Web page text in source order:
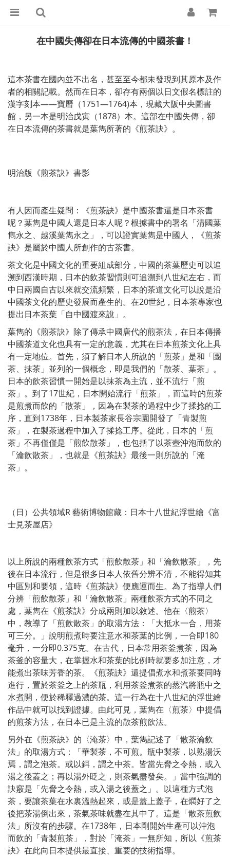
在中國失傳卻在日本流傳的中國茶書！
這本茶書在國內並不出名，甚至至今都未發現到其原本及作
者的相關記載。然而在日本，卻存有兩個以日文假名標註的
漢字刻本——寶曆（1751—1764)本，現藏大阪中央圖書
館，另一本是明治戊寅（1878）本。這部在中國失傳，卻
在日本流傳的茶書就是葉雋所著的《煎茶訣》。
明治版《煎茶訣》書影
有人因而產生疑問：《煎茶訣》是中國茶書還是日本茶書
呢？葉雋是中國人還是日本人呢？根據書中的署名「清國葉
雋永之、越溪葉雋永之」，可以證實葉雋是中國人，《煎茶
訣》是屬於中國人所創作的古茶書。
茶文化是中國文化的重要組成部分，中國的茶葉歷史可以追
溯到西漢時期，日本的飲茶習慣則可追溯到八世紀左右，而
中日兩國自古以來就交流頻繁，日本的茶道文化可以說是沿
中國茶文化的歷史發展而產生的。在20世紀，日本茶專家也
提出日本茶葉「自中國渡來說」。
葉雋的《煎茶訣》除了傳承中國唐代的煎茶法，在日本傳播
中國茶道文化也具有一定的意義，尤其在日本煎茶文化上具
有一定地位。首先，須了解日本人所說的「煎茶」是和「團
茶、抹茶」並列的一個概念，即是我們的「散茶、葉茶」。
日本的飲茶習慣一開始是以抹茶為主流，並不流行「煎
茶」。到了17世紀，日本開始流行「煎茶」，而這時的煎茶
是煎煮而飲的「散茶」，因為在製茶的過程中少了揉捻的工
序，直到1738年，日本製茶家長谷宗園開發了「青製煎
茶」，在製茶過程中加入了揉捻工序。從此，日本的「煎
茶」不再僅僅是「煎飲散茶」，也包括了以茶壺沖泡而飲的
「瀹飲散茶」，也就是《煎茶訣》最後一則所說的「淹
茶」。
（日）公共領域R 藝術博物館藏：日本十八世紀浮世繪《富
士見茶屋店》
以上所說的兩種飲茶方式「煎飲散茶」和「瀹飲散茶」，先
後在日本流行，但是很多日本人依舊分辨不清，不能得知其
中區別和要領，這時《煎茶訣》便應運而生。為了指導人們
分辨「煎飲散茶」和「瀹飲散茶」兩種飲茶方式的不同之
處，葉雋在《煎茶訣》分成兩則加以敘述。他在〈煎茶〉
中，教導了「煎飲散茶」的取湯方法：「大抵水一合，用茶
可三分。」說明煎煮時要注意水和茶葉的比例，一合即180
毫升，一分即0.375克。在古代，日本常用茶釜煮茶，因為
茶釜的容量大，在掌握水和茶葉的比例時就要多加注意，才
能煮出茶味芳香的茶。《煎茶訣》還提倡煮水和煮茶要同時
進行，置於茶釜之上的茶瓶，利用茶釜煮茶的蒸汽將瓶中之
水煮開，便於稀釋過濃的茶。這一行為在十八世紀的浮世繪
作品中就可以找到證據。由此可見，葉雋在〈煎茶〉中提倡
的煎茶方法，在日本已是主流的散茶煎飲法。
另外在《煎茶訣》的〈淹茶〉中，葉雋記述了「散茶瀹飲
法」的取湯方式：「華製茶，不可煎。瓶中製茶，以熟湯沃
焉，謂之泡茶。或以鉺，謂之中茶。皆當先脅之令熱，或入
湯之後蓋之；再以湯外眨之，則茶氣盡發矣。」當中強調的
訣竅是「先脅之令熱，或入湯之後蓋之」。以這種方式泡
茶，要讓茶葉在水裏溫熱起來，或是蓋上蓋子，在燜好了之
後把茶湯倒出來，茶氣茶味就盡在其中了。這是「散茶煎飲
法」所沒有的步驟。在1738年，日本剛開始生產可以沖泡
而飲的「青製煎茶」，對於「淹茶」一無所知，所以《煎茶
訣》在此向日本提供最直接、重要的技術指導。